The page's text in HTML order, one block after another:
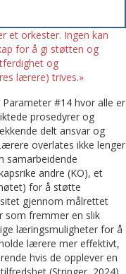
et orkester. Ingen kan
for å gi støtten og
og
lærere) trives.»
#14 hvor alle er
prosedyrer og
delt ansvar og
overlates ikke lenger
samarbeidende
andre (KO), et
for å støtte
gjennom målrettet
som fremmer en slik
læringsmuligheter for å
lærere mer effektivt,
hvis de opplever en